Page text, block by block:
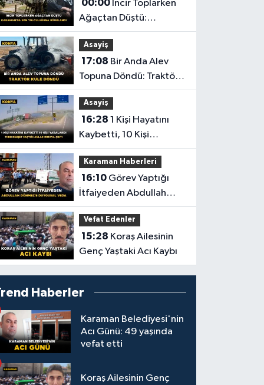
00:00İncir Toplarken
Ağaçtan Düştü:
Karaman'da Son
Yolculuğuna Uğurlandı
Asayiş
17:08
Topuna Döndü: Traktör
Küle Döndü
Asayiş
16:28
Kaybetti, 10 Kişi
Yaralandı! Tırın Dehşet
Saçtığı Anlar Ortaya
Çıktı
Karaman Haberleri
16:10Görev Yaptığı
İtfaiyeden Abdullah
Dönmez'e Duygusal
Veda
Vefat Edenler
15:28
Genç Yaştaki Acı Kaybı
Haberler
Karaman Belediyesi'nin
Acı Günü: 49 yaşında
vefat etti
Koraş Ailesinin Genç